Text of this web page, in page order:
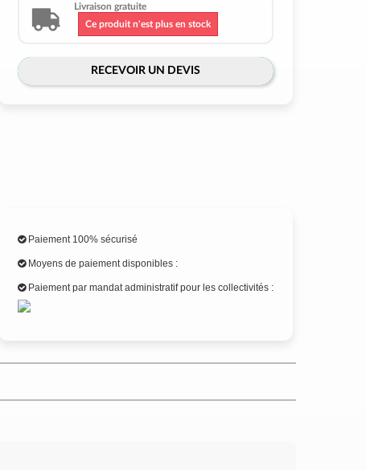
Livraison gratuite
Ce produit n'est plus en stock
RECEVOIR UN DEVIS
Paiement 100% sécurisé
Moyens de paiement disponibles :
Paiement par mandat administratif pour les collectivités :